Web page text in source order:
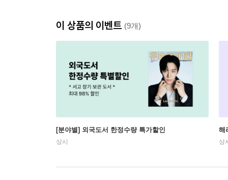
이 상품의 이벤트 (9개)
[분야별] 외국도서 한정수량 특가할인
상시
해
상